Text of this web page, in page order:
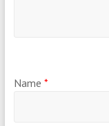
Name *